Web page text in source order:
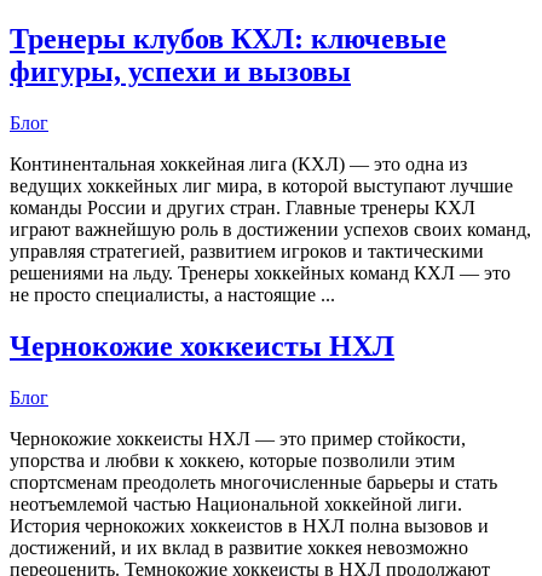
Тренеры клубов КХЛ: ключевые
фигуры, успехи и вызовы
Блог
Континентальная хоккейная лига (КХЛ) — это одна из
ведущих хоккейных лиг мира, в которой выступают лучшие
команды России и других стран. Главные тренеры КХЛ
играют важнейшую роль в достижении успехов своих команд,
управляя стратегией, развитием игроков и тактическими
решениями на льду. Тренеры хоккейных команд КХЛ — это
не просто специалисты, а настоящие ...
Чернокожие хоккеисты НХЛ
Блог
Чернокожие хоккеисты НХЛ — это пример стойкости,
упорства и любви к хоккею, которые позволили этим
спортсменам преодолеть многочисленные барьеры и стать
неотъемлемой частью Национальной хоккейной лиги.
История чернокожих хоккеистов в НХЛ полна вызовов и
достижений, и их вклад в развитие хоккея невозможно
переоценить. Темнокожие хоккеисты в НХЛ продолжают